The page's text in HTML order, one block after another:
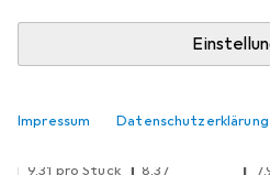
Impressum Datenschutzerklärung
Benachrichtigen, wenn
EUR
9,31 pro Stück
EUR
8,37